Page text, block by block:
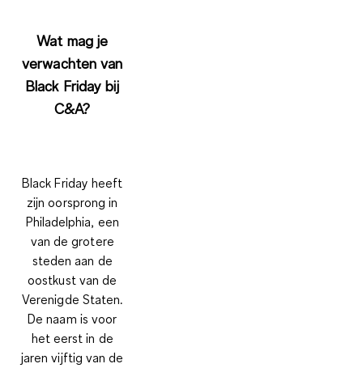
Wat mag je
verwachten van
Black Friday bij
C&A?
Black Friday heeft
zijn oorsprong in
Philadelphia, een
van de grotere
steden aan de
oostkust van de
Verenigde Staten.
De naam is voor
het eerst in de
jaren vijftig van de